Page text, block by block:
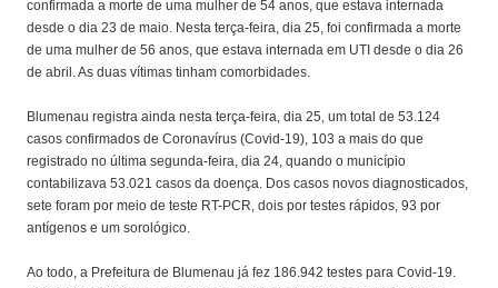
confirmada a morte de uma mulher de 54 anos, que estava internada
desde o dia 23 de maio. Nesta terça-feira, dia 25, foi confirmada a morte
de uma mulher de 56 anos, que estava internada em UTI desde o dia 26
de abril. As duas vítimas tinham comorbidades.
Blumenau registra ainda nesta terça-feira, dia 25, um total de 53.124
casos confirmados de Coronavírus (Covid-19), 103 a mais do que
registrado no última segunda-feira, dia 24, quando o município
contabilizava 53.021 casos da doença. Dos casos novos diagnosticados,
sete foram por meio de teste RT-PCR, dois por testes rápidos, 93 por
antígenos e um sorológico.
Ao todo, a Prefeitura de Blumenau já fez 186.942 testes para Covid-19.